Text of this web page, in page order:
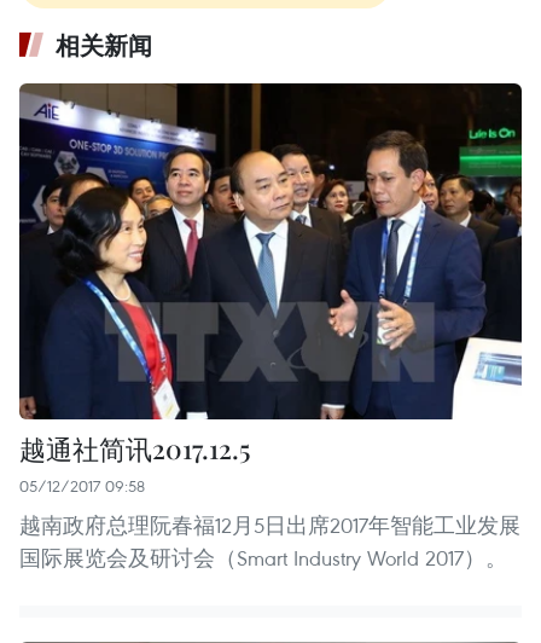
相关新闻
越通社简讯2017.12.5
05/12/2017 09:58
越南政府总理阮春福12月5日出席2017年智能工业发展
国际展览会及研讨会（Smart Industry World 2017）。